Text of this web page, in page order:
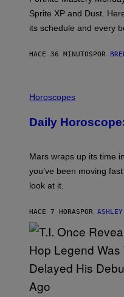
E
P
I
G
Sprite XP and Dust.
its schedule and every
HACE 36 MINUTOS POR
L
S
T
I
O
N
R
E
E
A
Horoscopes
Daily
Mars wraps up its time
you’ve been moving
look at it.
HACE 7 HORAS POR